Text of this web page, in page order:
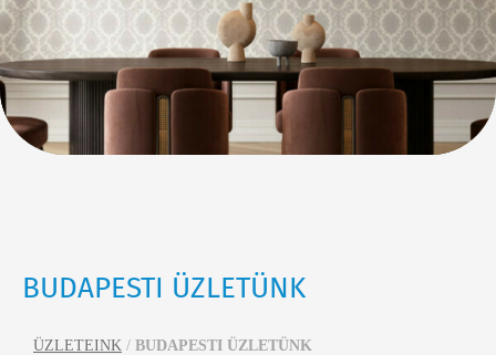
BUDAPESTI ÜZLETÜNK
ÜZLETEINK / BUDAPESTI ÜZLETÜNK